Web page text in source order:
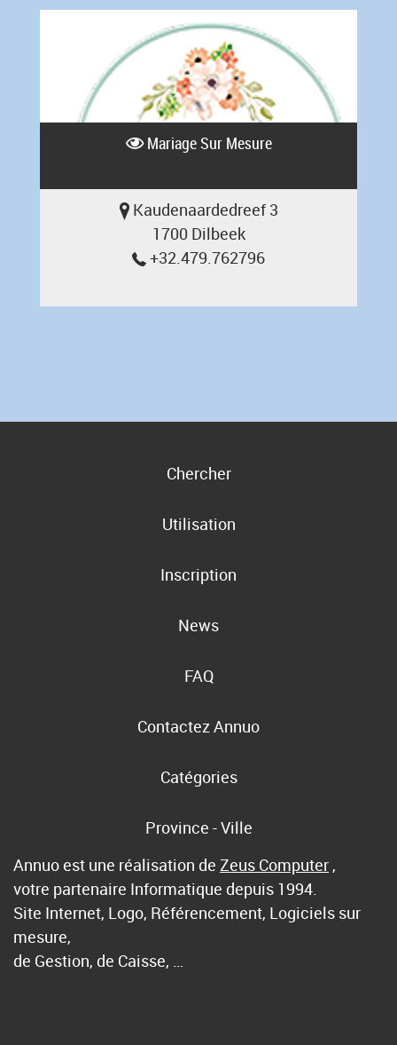
Mariage Sur Mesure
Kaudenaardedreef 3
1700 Dilbeek
+32.479.762796
Chercher
Utilisation
Inscription
News
FAQ
Contactez Annuo
Catégories
Province - Ville
Annuo est une réalisation de Zeus Computer ,
votre partenaire Informatique depuis 1994.
Site Internet, Logo, Référencement, Logiciels sur
mesure,
de Gestion, de Caisse, …